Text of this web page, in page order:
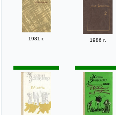
1981 г. 1986 г.